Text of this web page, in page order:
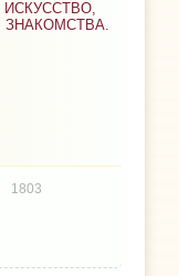
ИСКУССТВО,
1803